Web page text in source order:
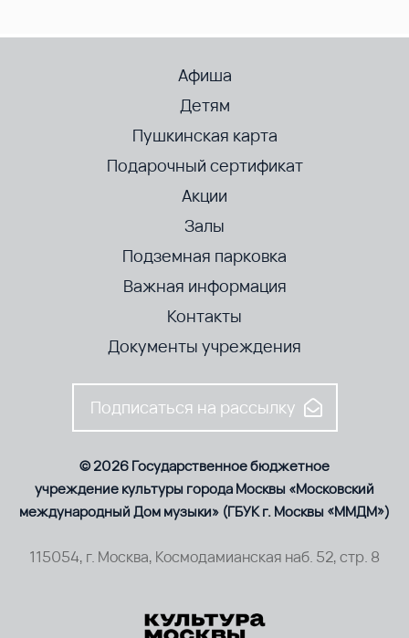
Афиша
Детям
Пушкинская карта
Подарочный сертификат
Акции
Залы
Подземная парковка
Важная информация
Контакты
Документы учреждения
Подписаться на рассылку
© 2026 Государственное бюджетное
учреждение культуры города Москвы «Московский
международный Дом музыки» (ГБУК г. Москвы «ММДМ»)
115054, г. Москва, Космодамианская наб. 52, стр. 8